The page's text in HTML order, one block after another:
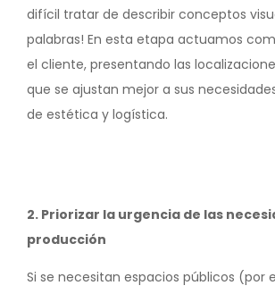
difícil tratar de describir conceptos
palabras! En esta etapa actuamos
el cliente, presentando las
que se ajustan mejor a sus
de estética y logística.
2. Priorizar la urgencia de las
producción
Si se necesitan espacios públicos (por